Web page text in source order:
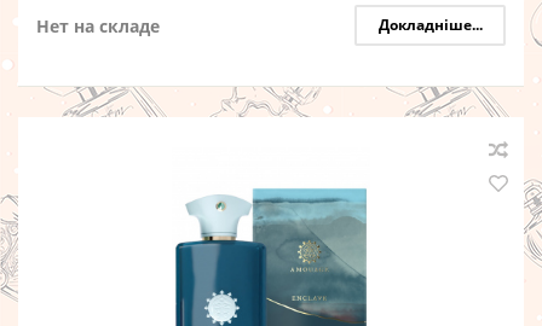
Нет на складе Докладніше...